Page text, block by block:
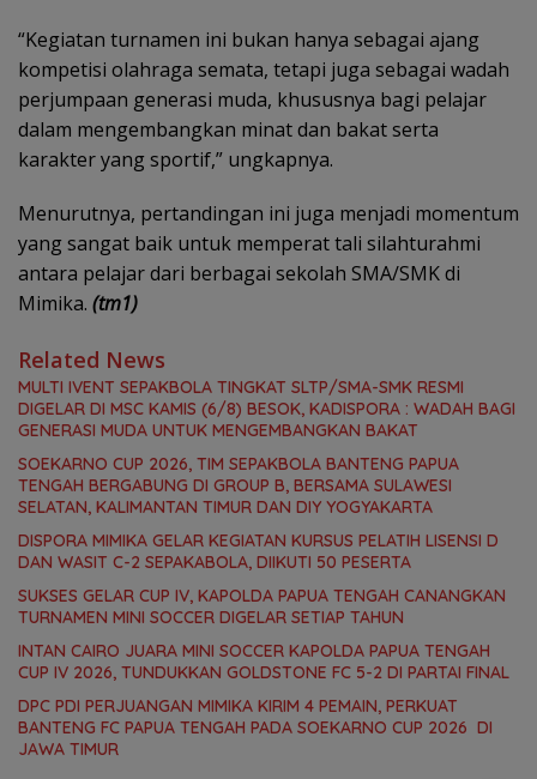
“Kegiatan turnamen ini bukan hanya sebagai ajang
kompetisi olahraga semata, tetapi juga sebagai wadah
perjumpaan generasi muda, khususnya bagi pelajar
dalam mengembangkan minat dan bakat serta
karakter yang sportif,” ungkapnya.
Menurutnya, pertandingan ini juga menjadi momentum
yang sangat baik untuk memperat tali silahturahmi
antara pelajar dari berbagai sekolah SMA/SMK di
Mimika. (tm1)
Related News
MULTI IVENT SEPAKBOLA TINGKAT SLTP/SMA-SMK RESMI
DIGELAR DI MSC KAMIS (6/8) BESOK, KADISPORA : WADAH BAGI
GENERASI MUDA UNTUK MENGEMBANGKAN BAKAT
SOEKARNO CUP 2026, TIM SEPAKBOLA BANTENG PAPUA
TENGAH BERGABUNG DI GROUP B, BERSAMA SULAWESI
SELATAN, KALIMANTAN TIMUR DAN DIY YOGYAKARTA
DISPORA MIMIKA GELAR KEGIATAN KURSUS PELATIH LISENSI D
DAN WASIT C-2 SEPAKABOLA, DIIKUTI 50 PESERTA
SUKSES GELAR CUP IV, KAPOLDA PAPUA TENGAH CANANGKAN
TURNAMEN MINI SOCCER DIGELAR SETIAP TAHUN
INTAN CAIRO JUARA MINI SOCCER KAPOLDA PAPUA TENGAH
CUP IV 2026, TUNDUKKAN GOLDSTONE FC 5-2 DI PARTAI FINAL
DPC PDI PERJUANGAN MIMIKA KIRIM 4 PEMAIN, PERKUAT
BANTENG FC PAPUA TENGAH PADA SOEKARNO CUP 2026 DI
JAWA TIMUR